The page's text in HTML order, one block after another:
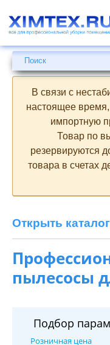
для
профессиональной
уборки
помещений
Поиск
В связи с
настоящее
импортную
Товар по
резервируются
товара в счетах
Открыть
пылесосы
Подбор
Розничная цена
Поиск